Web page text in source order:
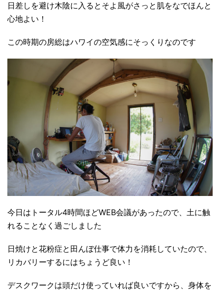
日差しを避け木陰に入るとそよ風がさっと肌をなでほんと
心地よい！
この時期の房総はハワイの空気感にそっくりなのです
今日はトータル4時間ほどWEB会議があったので、土に触
れることなく過ごしました
日焼けと花粉症と田んぼ仕事で体力を消耗していたので、
リカバリーするにはちょうど良い！
デスクワークは頭だけ使っていれば良いですから、身体を